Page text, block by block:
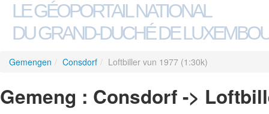
LE GÉOPORTAIL NATIONAL
DU GRAND-DUCHÉ DE
Gemengen / Consdorf / Loftbiller vun 1977 (1:30k)
Gemeng : Consdorf ->